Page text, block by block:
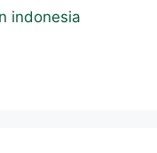
indonesia